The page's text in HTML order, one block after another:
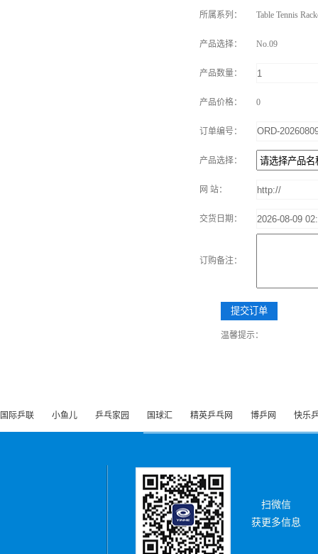
所属系列： Table Tennis
产品选择： No.09
产品数量：
产品价格： 0
订单编号：
产品选择：
网 站：
交货日期：
订购备注：
温馨提示：
国际乒联 小鱼儿 乒乓家园 国球汇 精英乒乓网 博乒网 快乐
扫微信
获更多信息